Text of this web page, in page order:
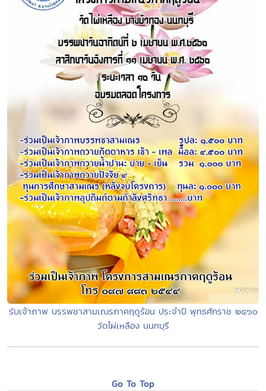
รับเจ้าภาพ บรรพชาสามเณรภาคฤดูร้อน ประจำปี พุทธศักราช ๒๕๖๐
วัดไผ่เหลือง นนทบุรี
Go To Top